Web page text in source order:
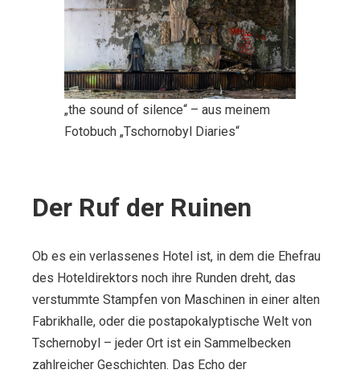
„the sound of silence“ – aus meinem
Fotobuch „Tschornobyl Diaries“
Der Ruf der Ruinen
Ob es ein verlassenes Hotel ist, in dem die Ehefrau
des Hoteldirektors noch ihre Runden dreht, das
verstummte Stampfen von Maschinen in einer alten
Fabrikhalle, oder die postapokalyptische Welt von
Tschernobyl – jeder Ort ist ein Sammelbecken
zahlreicher Geschichten. Das Echo der